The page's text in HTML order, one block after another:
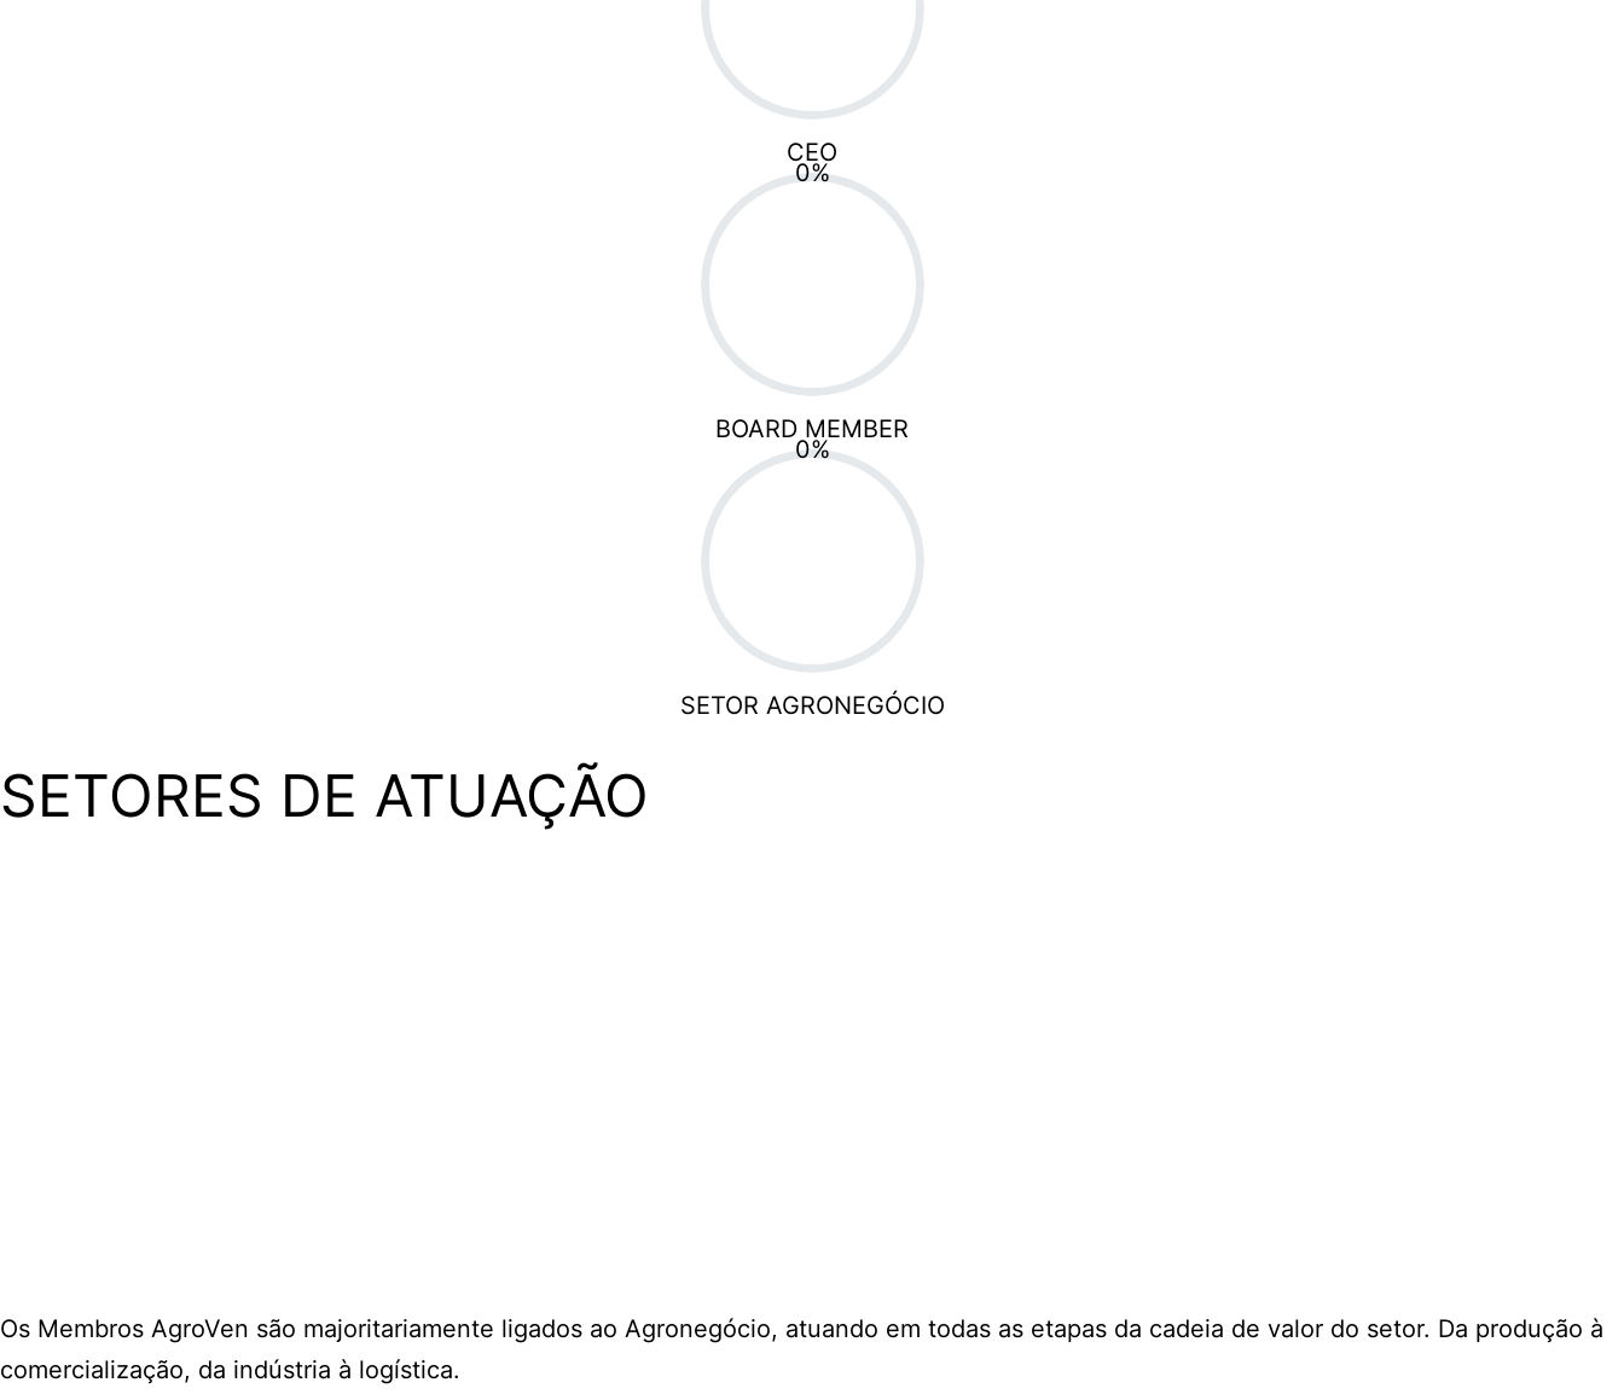
CEO
0%
BOARD MEMBER
0%
SETOR AGRONEGÓCIO
SETORES DE ATUAÇÃO
Os Membros AgroVen são majoritariamente ligados ao Agronegócio, atuando em todas as etapas da cadeia de valor do setor. Da produção à
comercialização, da indústria à logística.